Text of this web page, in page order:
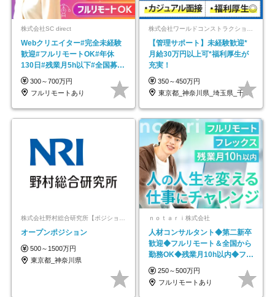
株式会社SC direct
Webクリエイター#完全未経験
歓迎#フルリモートOK#年休
130日#残業月5h以下#全国募集
#最大1年の研修
300～700万円
フルリモートあり
【管理サポート】未経験歓迎*
月給30万円以上可*福利厚生が
充実！
350～450万円
東京都_神奈川県_埼玉県_千葉県_大阪府…
オープンポジション
500～1500万円
東京都_神奈川県
ｎｏｔａｒｉ株式会社
人材コンサルタント◆第二新卒
歓迎◆フルリモート＆全国から
勤務OK◆残業月10h以内◆フレ
ックス制
250～500万円
フルリモートあり